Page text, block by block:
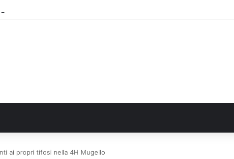
La comunità, la storia, il futuro della ricerca in fisica fondamentale in Italia
ai propri tifosi nella 4H Mugello